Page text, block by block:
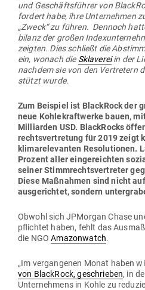
und Geschäfts­führer von
fordert habe, ihre Unter­nehmen
„Zweck“ zu führen. Dennoch
bilanz der großen
zeigten. Dies schließt die
ein, wonach die Skla­vereiin der
nachdem sie von den Ver­tretern
stützt wurde.
Zum Bei­spiel ist BlackRock der
neue Koh­le­kraft­werke bauen,
Mil­li­arden USD. Black­Rocks
rechts­ver­tretung für 2019 zeigt
kli­ma­re­le­vanten Reso­lu­tionen.
Prozent aller ein­ge­reichten
seiner Stimm­rechts­ver­treter
Diese Maß­nahmen sind nicht
aus­ge­richtet, sondern
Obwohl sich JPMorgan Chase
pflichtet haben, fehlt das
die NGOAma­zon­watch.
„Im ver­gan­genen Monat haben
von BlackRock, geschrieben, in
Unter­nehmens in Kohle zu